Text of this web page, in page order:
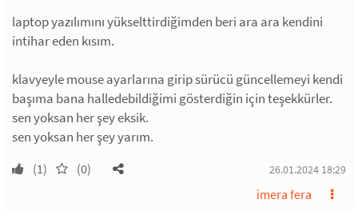
laptop yazılımını yükselttirdiğimden beri ara ara kendini
intihar eden kısım.
klavyeyle mouse ayarlarına girip sürücü güncellemeyi kendi
başıma bana halledebildiğimi gösterdiğin için teşekkürler.
sen yoksan her şey eksik.
sen yoksan her şey yarım.
(1) (0) 26.01.2024 18:29
imera fera